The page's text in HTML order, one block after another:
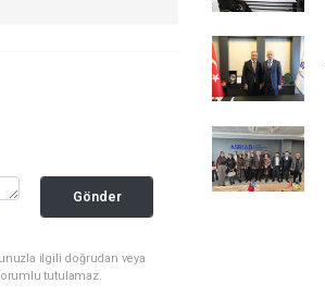
Gönder
ilgili doğrudan veya
tutulamaz.